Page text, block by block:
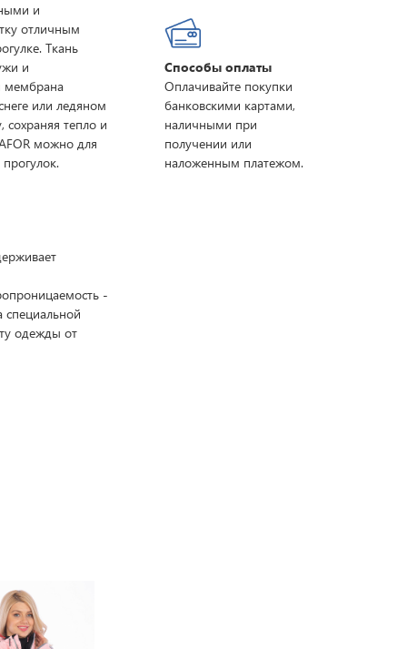
и
отличным
Ткань
и
мембрана
или ледяном
сохраняя тепло и
можно для
-
одежды от
Способы оплаты
Оплачивайте покупки
банковскими картами,
наличными при
получении или
наложенным платежом.